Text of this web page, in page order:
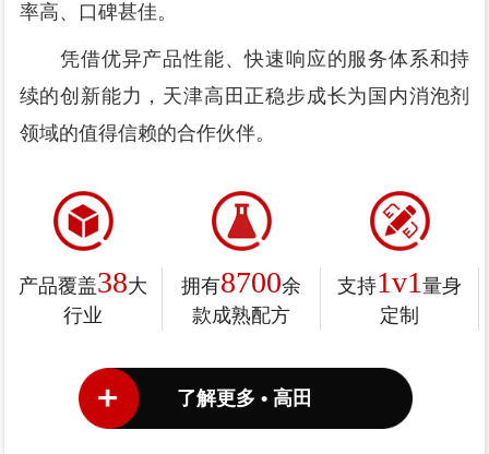
率高、口碑甚佳。
凭借优异产品性能、快速响应的服务体系和持
续的创新能力，天津高田正稳步成长为国内消泡剂
领域的值得信赖的合作伙伴。
产品覆盖38大
行业
拥有8700余
款成熟配方
支持1v1 量身
定制
了解更多 • 高田